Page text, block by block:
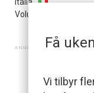
Få
Vi tilbyr
Italia
Volum: 0.75 l Pris: